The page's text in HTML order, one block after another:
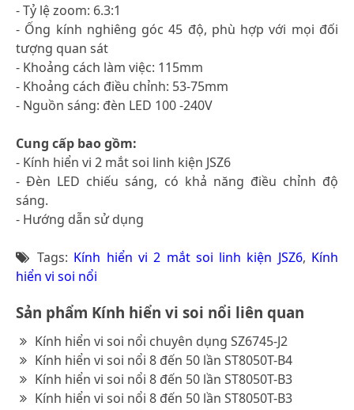
- Tỷ lệ zoom: 6.3:1
- Ống kính nghiêng góc 45 độ, phù hợp với mọi đối
tượng quan sát
- Khoảng cách làm việc: 115mm
- Khoảng cách điều chỉnh: 53-75mm
- Nguồn sáng: đèn LED 100 -240V
Cung cấp bao gồm:
- Kính hiển vi 2 mắt soi linh kiện JSZ6
- Đèn LED chiếu sáng, có khả năng điều chỉnh độ
sáng.
- Hướng dẫn sử dụng
Tags: Kính hiển vi 2 mắt soi linh kiện JSZ6, Kính
hiển vi soi nổi
Sản phẩm Kính hiển vi soi nổi liên quan
Kính hiển vi soi nổi chuyên dụng SZ6745-J2
Kính hiển vi soi nổi 8 đến 50 lần ST8050T-B4
Kính hiển vi soi nổi 8 đến 50 lần ST8050T-B3
Kính hiển vi soi nổi 8 đến 50 lần ST8050T-B3